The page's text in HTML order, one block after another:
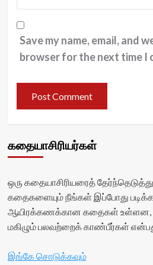
Save my name, email, and
browser for the next time I
கதையாசிரியர்கள்
ஒரு கதையாசிரியரைத்
கதைகளையும் நீங்கள் இப்போது
ஆயிரக்கணக்கான கதைகள் உள்ளன,
மகிழும் பலவற்றைக் காண்பீர்கள்
இங்கே சொடுக்கவும்